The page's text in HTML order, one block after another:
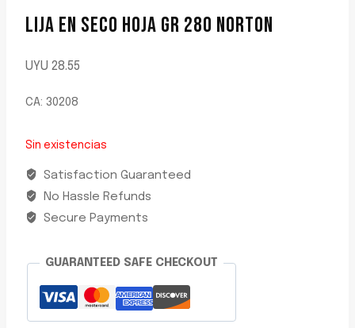
LIJA EN SECO HOJA GR 280 NORTON
UYU 28.55
CA: 30208
Sin existencias
Satisfaction Guaranteed
No Hassle Refunds
Secure Payments
GUARANTEED SAFE CHECKOUT